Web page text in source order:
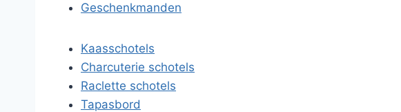
Geschenkmanden
Kaasschotels
Charcuterie schotels
Raclette schotels
Tapasbord